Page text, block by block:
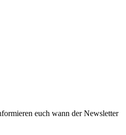
euch wann der Newsletter